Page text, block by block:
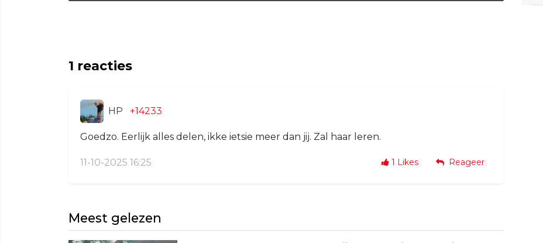
1 reacties
HP +14233
Goedzo. Eerlijk alles delen, ikke ietsie meer dan jij. Zal haar leren.
11-10-2025 16:25 1 Likes Reageer
Meest gelezen